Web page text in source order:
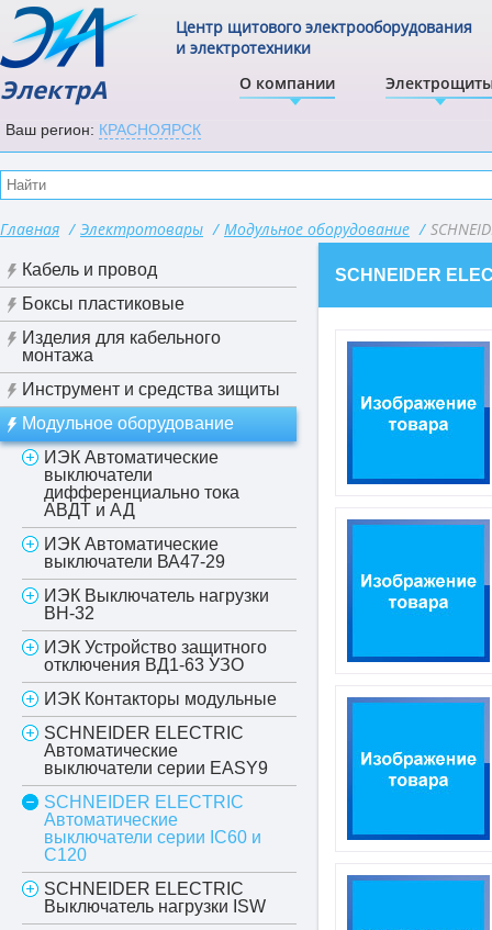
ЭлектрА О компании
Центр щитового электрооборудования
и электротехники
Ваш регион: КРАСНОЯРСК
Главная / Электротовары / Модульное оборудование /
Кабель и провод
Боксы пластиковые
Изделия для кабельного
монтажа
Инструмент и средства зищиты
Модульное оборудование
ИЭК Автоматические
выключатели
дифференциально тока
АВДТ и АД
ИЭК Автоматические
выключатели ВА47-29
ИЭК Выключатель нагрузки
ВН-32
ИЭК Устройство защитного
отключения ВД1-63 УЗО
ИЭК Контакторы модульные
SCHNEIDER ELECTRIC
Автоматические
выключатели серии EASY9
SCHNEIDER ELECTRIC
Автоматические
выключатели серии IC60 и
С120
SCHNEIDER ELECTRIC
Выключатель нагрузки ISW
SCHNEIDER